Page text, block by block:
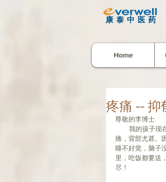
​康泰中医药
Home
疼痛 -- 抑
尊敬的李博士
痛，背部尤甚。
睡不好觉，脑子
里，吃饭都要送
尽！